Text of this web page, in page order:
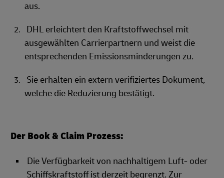
aus.
DHL erleichtert den Kraftstoffwechsel mit
ausgewählten Carrierpartnern und weist die
entsprechenden Emissionsminderungen zu.
Sie erhalten ein extern verifiziertes Dokument,
welche die Reduzierung bestätigt.
Der Book & Claim Prozess:
Die Verfügbarkeit von nachhaltigem Luft- oder
Schiffskraftstoff ist derzeit begrenzt. Zur